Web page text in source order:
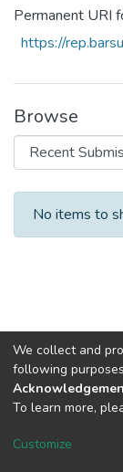
Permanent URI
https://
Browse
Recent
No items to
DSpace
Cookie
We collect and
following
To learn more,
Customize